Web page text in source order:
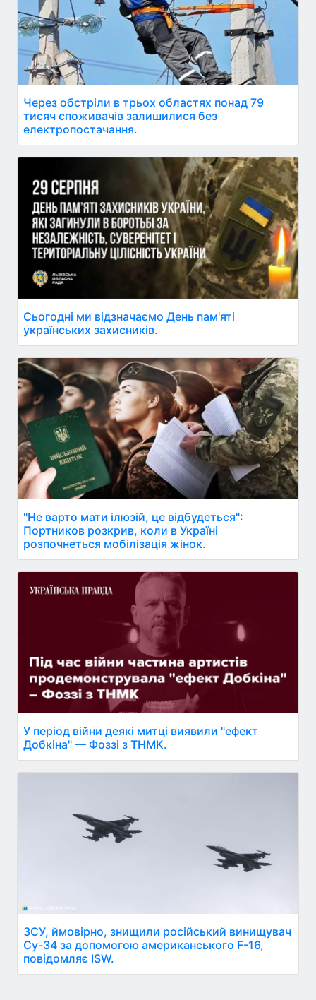
Через обстріли в трьох областях понад 79
тисяч споживачів залишилися без
електропостачання.
Сьогодні ми відзначаємо День пам'яті
українських захисників.
"Не варто мати ілюзій, це відбудеться":
Портников розкрив, коли в Україні
розпочнеться мобілізація жінок.
У період війни деякі митці виявили "ефект
Добкіна" — Фоззі з ТНМК.
ЗСУ, ймовірно, знищили російський винищувач
Су-34 за допомогою американського F-16,
повідомляє ISW.